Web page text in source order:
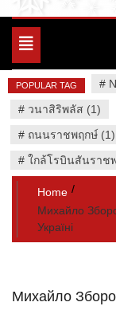
94 Report.com
Variety News
Toggle
POPULAR TAG #
# วนาสิริพลัส (1)
# ถนนราชพฤกษ์ (1)
# ใกล้โรบินสันราช
Home
Михайло
Україні
Михайло